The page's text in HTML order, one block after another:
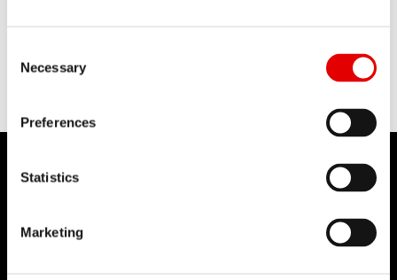
Necessary
Preferences
Statistics
Marketing